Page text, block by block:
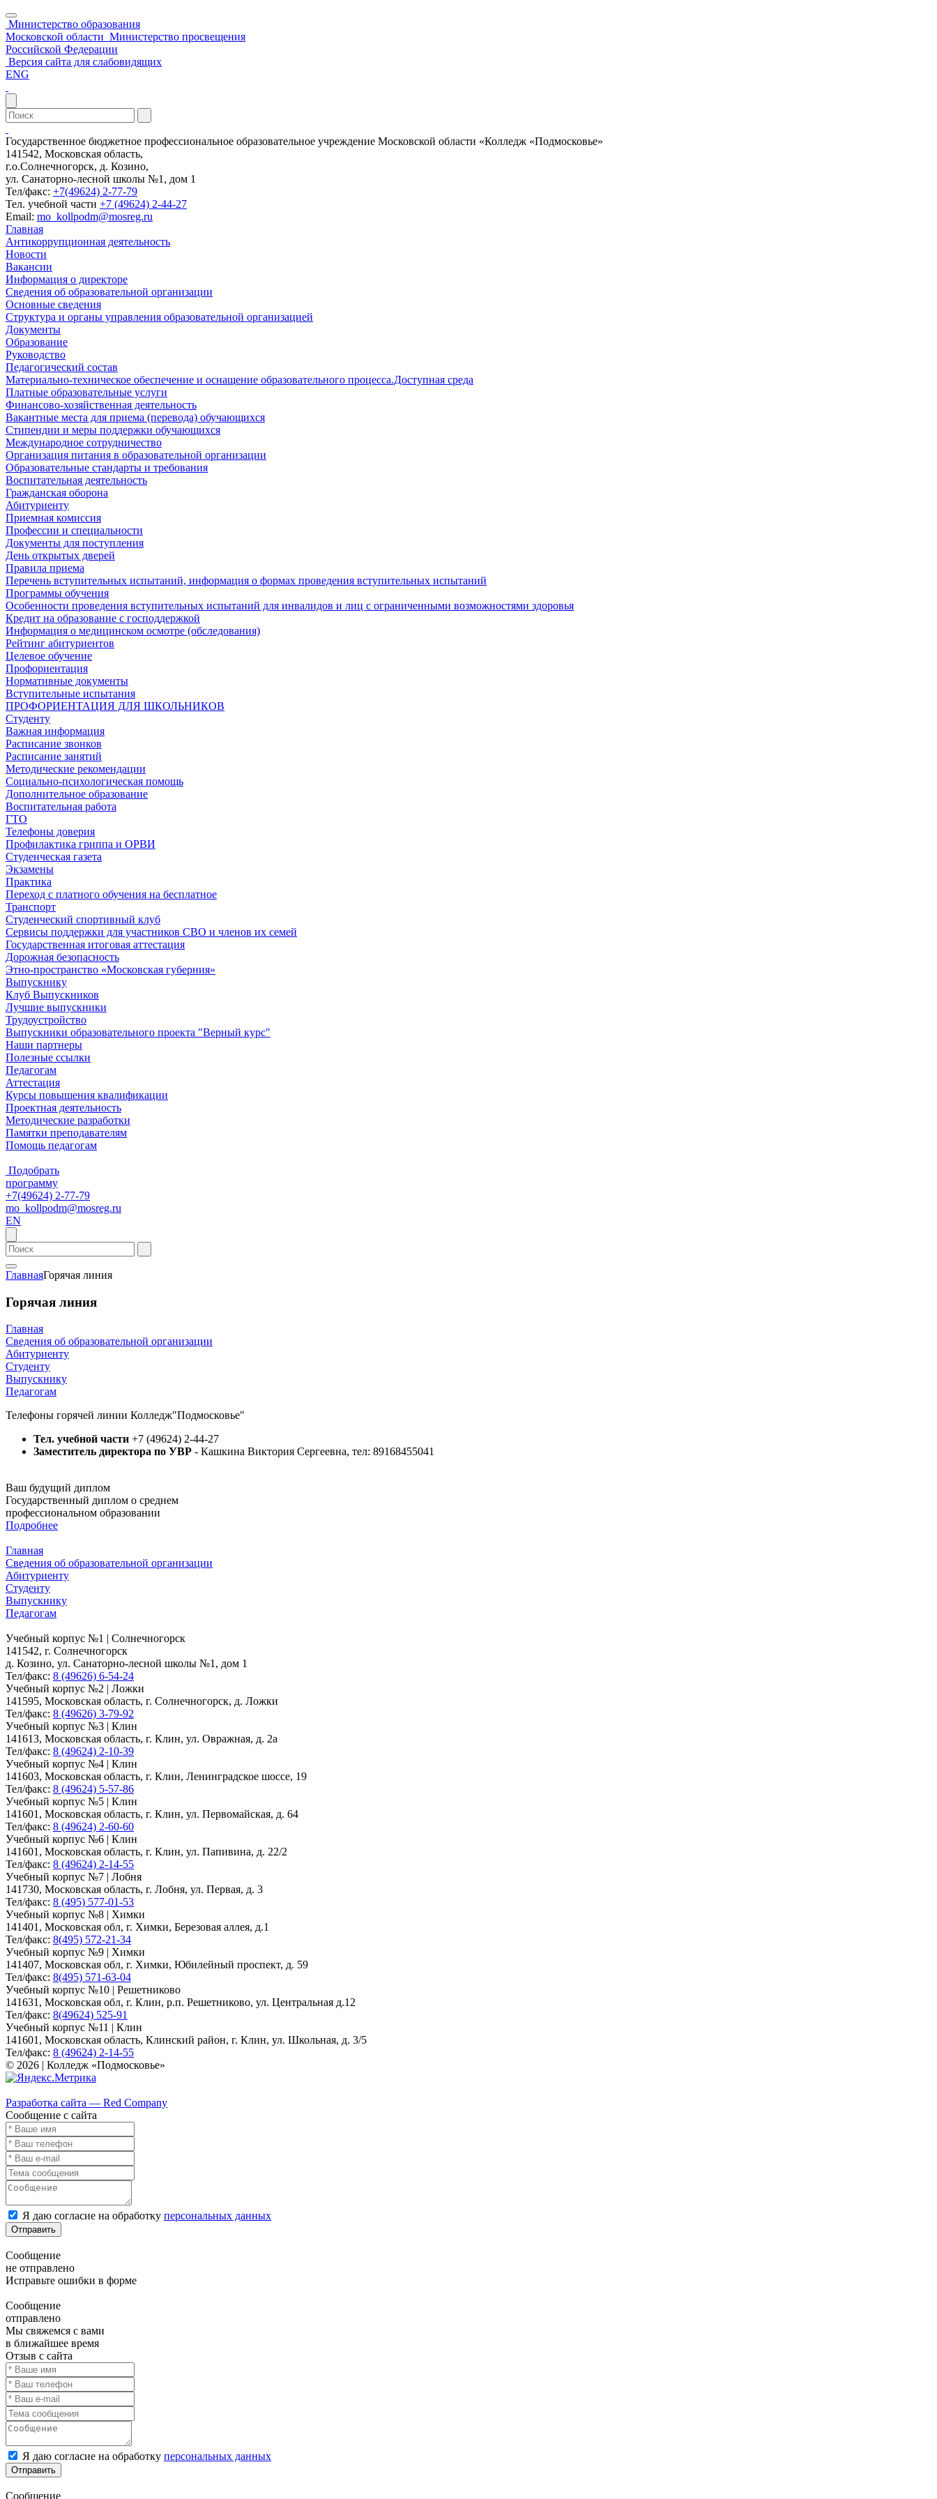
Министерство образования
Московской области Министерство просвещения
Российской Федерации
Версия сайта для слабовидящих
ENG
Государственное бюджетное профессиональное образовательное учреждение Московской области «Колледж «Подмосковье»
141542, Московская область,
г.о.Солнечногорск, д. Козино,
ул. Санаторно-лесной школы №1, дом 1
Тел/факс: +7(49624) 2-77-79
Тел. учебной части +7 (49624) 2-44-27
Email: mo_kollpodm@mosreg.ru
Главная
Антикоррупционная деятельность
Новости
Вакансии
Информация о директоре
Сведения об образовательной организации
Основные сведения
Структура и органы управления образовательной организацией
Документы
Образование
Руководство
Педагогический состав
Материально-техническое обеспечение и оснащение образовательного процесса.Доступная среда
Платные образовательные услуги
Финансово-хозяйственная деятельность
Вакантные места для приема (перевода) обучающихся
Стипендии и меры поддержки обучающихся
Международное сотрудничество
Организация питания в образовательной организации
Образовательные стандарты и требования
Воспитательная деятельность
Гражданская оборона
Абитуриенту
Приемная комиссия
Профессии и специальности
Документы для поступления
День открытых дверей
Правила приема
Перечень вступительных испытаний, информация о формах проведения вступительных испытаний
Программы обучения
Особенности проведения вступительных испытаний для инвалидов и лиц с ограниченными возможностями здоровья
Кредит на образование с господдержкой
Информация о медицинском осмотре (обследования)
Рейтинг абитуриентов
Целевое обучение
Профориентация
Нормативные документы
Вступительные испытания
ПРОФОРИЕНТАЦИЯ ДЛЯ ШКОЛЬНИКОВ
Студенту
Важная информация
Расписание звонков
Расписание занятий
Методические рекомендации
Социально-психологическая помощь
Дополнительное образование
Воспитательная работа
ГТО
Телефоны доверия
Профилактика гриппа и ОРВИ
Cтуденческая газета
Экзамены
Практика
Переход с платного обучения на бесплатное
Транспорт
Студенческий спортивный клуб
Сервисы поддержки для участников СВО и членов их семей
Государственная итоговая аттестация
Дорожная безопасность
Этно-пространство «Московская губерния»
Выпускнику
Клуб Выпускников
Лучшие выпускники
Трудоустройство
Выпускники образовательного проекта "Верный курс"
Наши партнеры
Полезные ссылки
Педагогам
Аттестация
Курсы повышения квалификации
Проектная деятельность
Методические разработки
Памятки преподавателям
Помощь педагогам
Подобрать
программу
+7(49624) 2-77-79
mo_kollpodm@mosreg.ru
EN
ГлавнаяГорячая линия
Горячая линия
Главная
Сведения об образовательной организации
Абитуриенту
Студенту
Выпускнику
Педагогам
Телефоны горячей линии Колледж"Подмосковье"
Тел. учебной части +7 (49624) 2-44-27
Заместитель директора по УВР - Кашкина Виктория Сергеевна, тел: 89168455041
Ваш будущий диплом
Государственный диплом о среднем
профессиональном образовании
Подробнее
Главная
Сведения об образовательной организации
Абитуриенту
Студенту
Выпускнику
Педагогам
Учебный корпус №1 | Солнечногорск
141542, г. Солнечногорск
д. Козино, ул. Санаторно-лесной школы №1, дом 1
Тел/факс: 8 (49626) 6-54-24
Учебный корпус №2 | Ложки
141595, Московская область, г. Солнечногорск, д. Ложки
Тел/факс: 8 (49626) 3-79-92
Учебный корпус №3 | Клин
141613, Московская область, г. Клин, ул. Овражная, д. 2а
Тел/факс: 8 (49624) 2-10-39
Учебный корпус №4 | Клин
141603, Московская область, г. Клин, Ленинградское шоссе, 19
Тел/факс: 8 (49624) 5-57-86
Учебный корпус №5 | Клин
141601, Московская область, г. Клин, ул. Первомайская, д. 64
Тел/факс: 8 (49624) 2-60-60
Учебный корпус №6 | Клин
141601, Московская область, г. Клин, ул. Папивина, д. 22/2
Тел/факс: 8 (49624) 2-14-55
Учебный корпус №7 | Лобня
141730, Московская область, г. Лобня, ул. Первая, д. 3
Тел/факс: 8 (495) 577-01-53
Учебный корпус №8 | Химки
141401, Московская обл, г. Химки, Березовая аллея, д.1
Тел/факс: 8(495) 572-21-34
Учебный корпус №9 | Химки
141407, Московская обл, г. Химки, Юбилейный проспект, д. 59
Тел/факс: 8(495) 571-63-04
Учебный корпус №10 | Решетниково
141631, Московская обл, г. Клин, р.п. Решетниково, ул. Центральная д.12
Тел/факс: 8(49624) 525-91
Учебный корпус №11 | Клин
141601, Московская область, Клинский район, г. Клин, ул. Школьная, д. 3/5
Тел/факс: 8 (49624) 2-14-55
© 2026 | Колледж «Подмосковье»
Разработка сайта — Red Company
Сообщение с сайта
Я даю согласие на обработку персональных данных
Отправить
Сообщение
не отправлено
Исправьте ошибки в форме
Сообщение
отправлено
Мы свяжемся с вами
в ближайшее время
Отзыв с сайта
Я даю согласие на обработку персональных данных
Отправить
Сообщение